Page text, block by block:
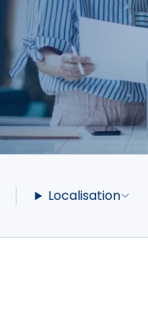
Localisation